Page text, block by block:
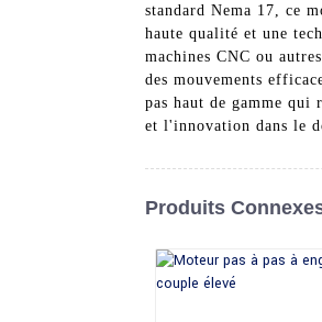
standard Nema 17, ce
haute qualité et une
machines CNC ou
des mouvements
pas haut de gamme qui
et l'innovation dans le
Produits